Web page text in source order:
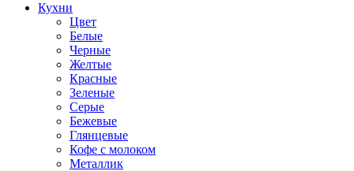
Кухни
Цвет
Белые
Черные
Желтые
Красные
Зеленые
Серые
Бежевые
Глянцевые
Кофе с молоком
Металлик